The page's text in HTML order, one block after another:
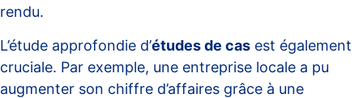
rendu.
L’étude approfondie d’études de cas est également
cruciale. Par exemple, une entreprise locale a pu
augmenter son chiffre d’affaires grâce à une